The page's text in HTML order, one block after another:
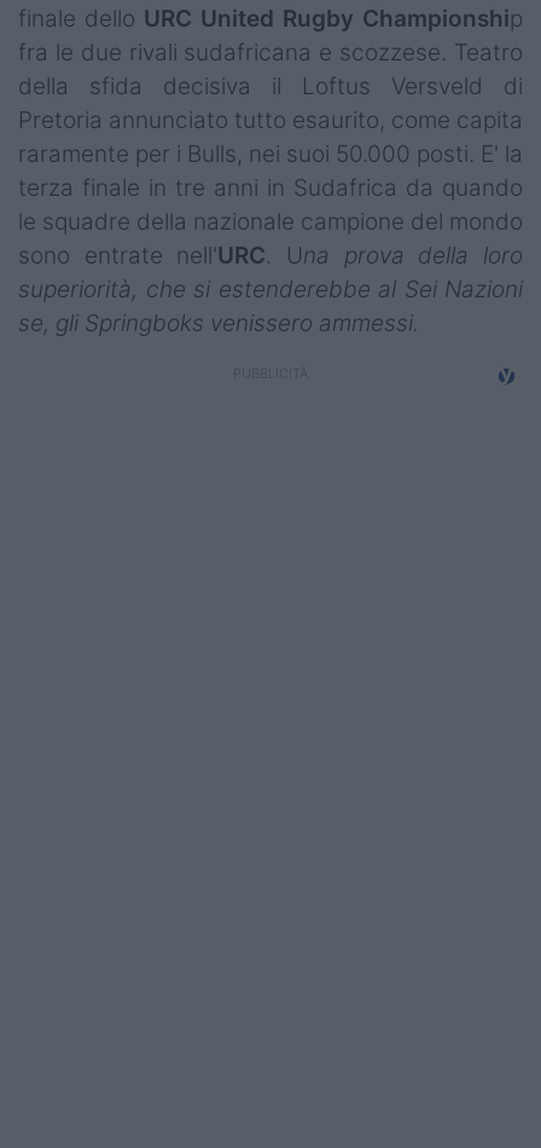
Rugby in TV
Mercato
Serie A Elite
Campionati
Serie A
Serie B
finale dello URC United Rugby Championship
fra le due rivali sudafricana e scozzese. Teatro
della sfida decisiva il Loftus Versveld di
Pretoria annunciato tutto esaurito, come capita
raramente per i Bulls, nei suoi 50.000 posti. E' la
terza finale in tre anni in Sudafrica da quando
le squadre della nazionale campione del mondo
sono entrate nell'URC. Una prova della loro
superiorità, che si estenderebbe al Sei Nazioni
se, gli Springboks venissero ammessi.